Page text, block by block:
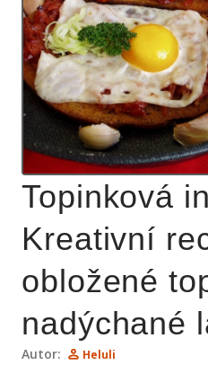
Topinková
Kreativní
obložené
nadýchané
Autor: Heluli